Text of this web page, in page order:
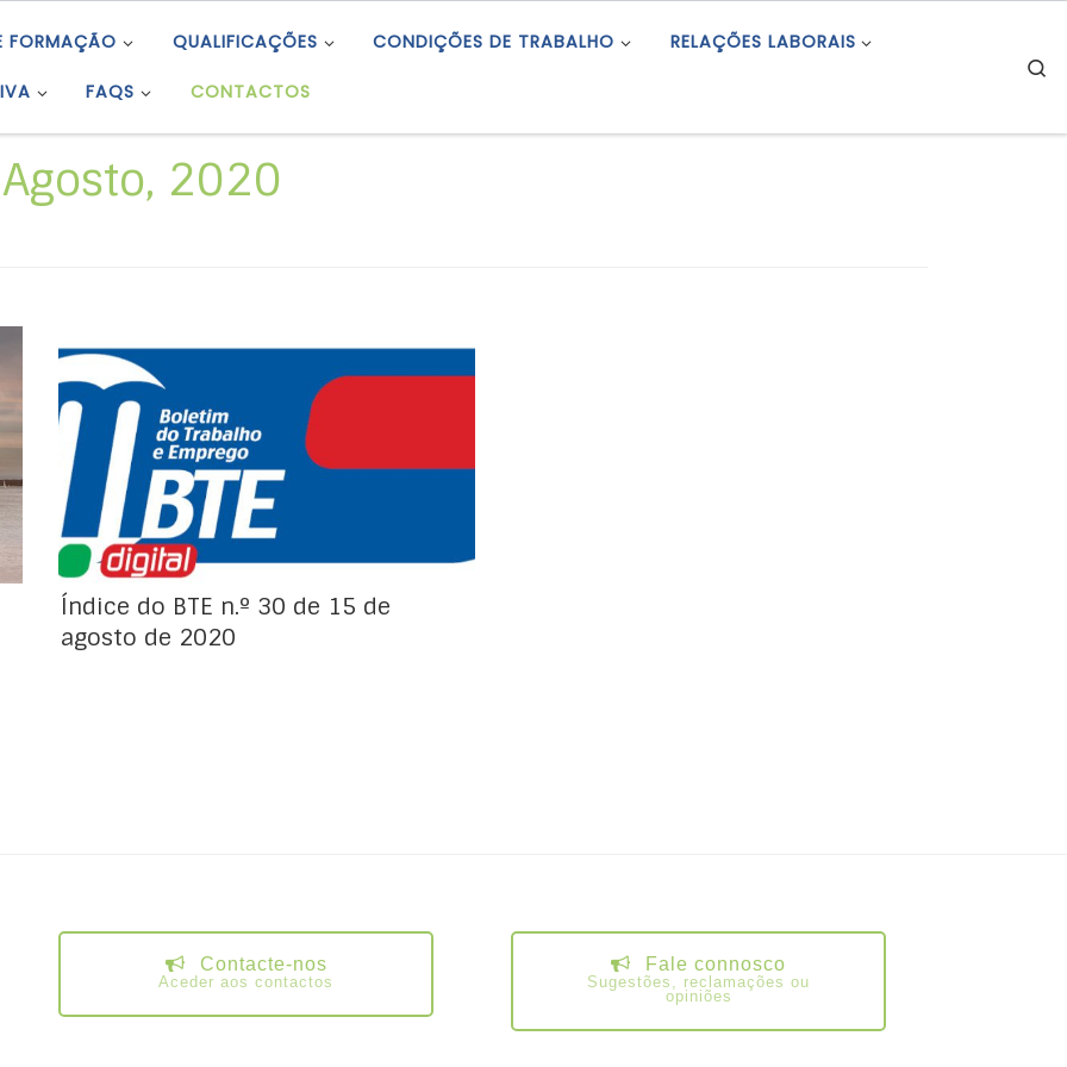
FORMAÇÃO QUALIFICAÇÕES CONDIÇÕES DE TRABALHO RELAÇÕES LABORAIS
FAQS CONTACTOS
2020
Índice da Regulamentação Coletiva e
Organizações do Trabalho do Boletim do
Trabalho e Emprego (BTE).
Índice do BTE n.º 30 de 15 de
agosto de 2020
Contacte-nos
Aceder aos contactos
Fale connosco
Sugestões, reclamações ou
opiniões